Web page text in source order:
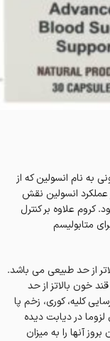
به نام انسولین که از
عملکرد انسولین نقش
کروم علاوه بر کنترل
متابولیسم
از حد طبیعی می باشد.
خون بالاتز از حد
کلیه، کوری، زخم پا
در دیابت دیده
آنها را به میزان